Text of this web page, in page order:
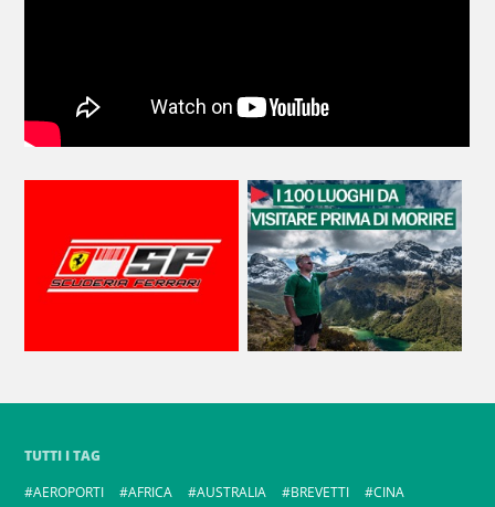
TUTTI I TAG
AEROPORTI
AFRICA AUSTRALIA BREVETTI
CINA